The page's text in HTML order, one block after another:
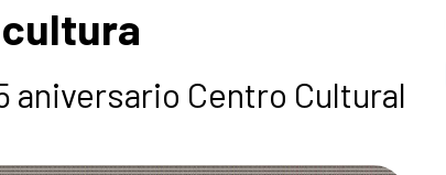
cultura
aniversario Centro Cultural